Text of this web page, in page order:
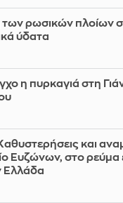
ρωσικών πλοίων
ύδατα
η πυρκαγιά στη
Καθυστερήσεις και
Ευζώνων, στο ρεύμα
Ελλάδα